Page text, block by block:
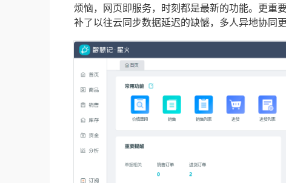
烦恼，网页即服务，时刻都是最新的功能。更重
补了以往云同步数据延迟的缺憾，多人异地协同更